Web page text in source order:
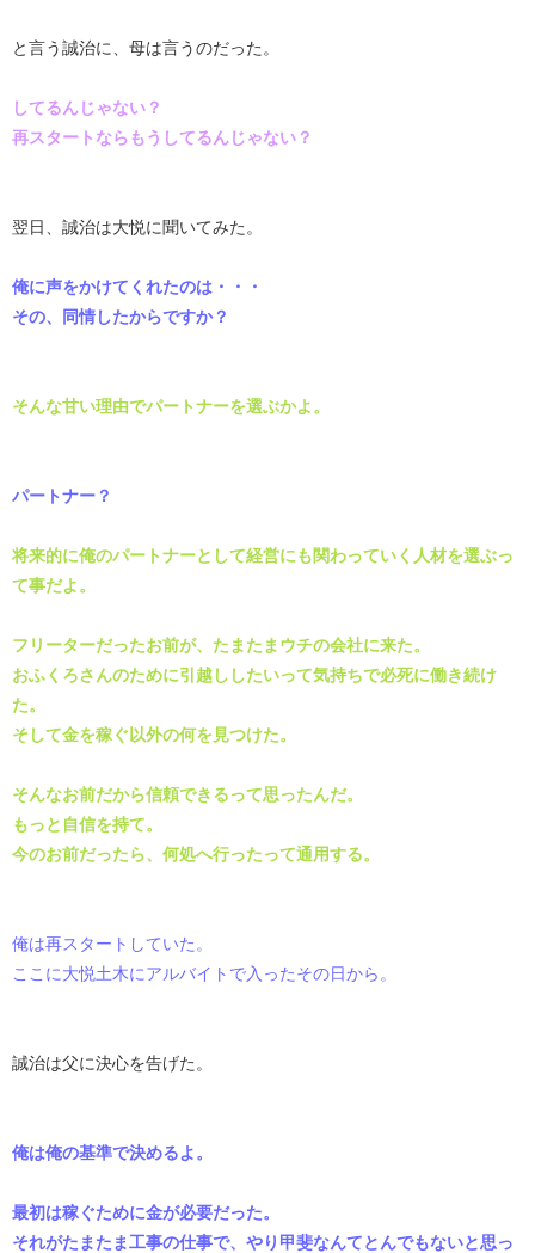
と言う誠治に、母は言うのだった。
してるんじゃない？
再スタートならもうしてるんじゃない？
翌日、誠治は大悦に聞いてみた。
俺に声をかけてくれたのは・・・
その、同情したからですか？
そんな甘い理由でパートナーを選ぶかよ。
パートナー？
将来的に俺のパートナーとして経営にも関わっていく人材を選ぶっ
て事だよ。
フリーターだったお前が、たまたまウチの会社に来た。
おふくろさんのために引越ししたいって気持ちで必死に働き続け
た。
そして金を稼ぐ以外の何を見つけた。
そんなお前だから信頼できるって思ったんだ。
もっと自信を持て。
今のお前だったら、何処へ行ったって通用する。
俺は再スタートしていた。
ここに大悦土木にアルバイトで入ったその日から。
誠治は父に決心を告げた。
俺は俺の基準で決めるよ。
最初は稼ぐために金が必要だった。
それがたまたま工事の仕事で、やり甲斐なんてとんでもないと思っ